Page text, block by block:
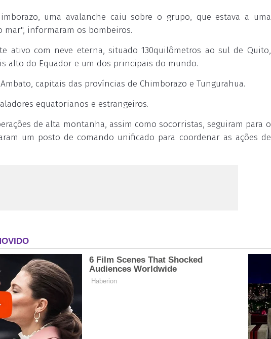
uma avalanche caiu sobre o grupo, que estava a uma
mar", informaram os bombeiros.
ativo com neve eterna, situado 130quilômetros ao sul de Quito,
alto do Equador e um dos principais do mundo.
capitais das províncias de Chimborazo e Tungurahua.
equatorianos e estrangeiros.
de alta montanha, assim como socorristas, seguiram para o
um posto de comando unificado para coordenar as ações de